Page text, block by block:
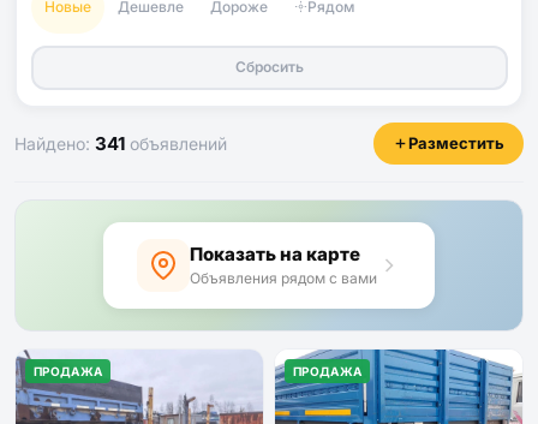
Новые Дешевле Дороже Рядом
Сбросить
Найдено: 341 объявлений Разместить
Показать на карте
Объявления рядом с вами
ПРОДАЖА ПРОДАЖА